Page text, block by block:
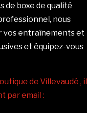
de boxe de qualité
nous
vos entraînements et
et équipez-vous
de Villevaudé , il
par email :